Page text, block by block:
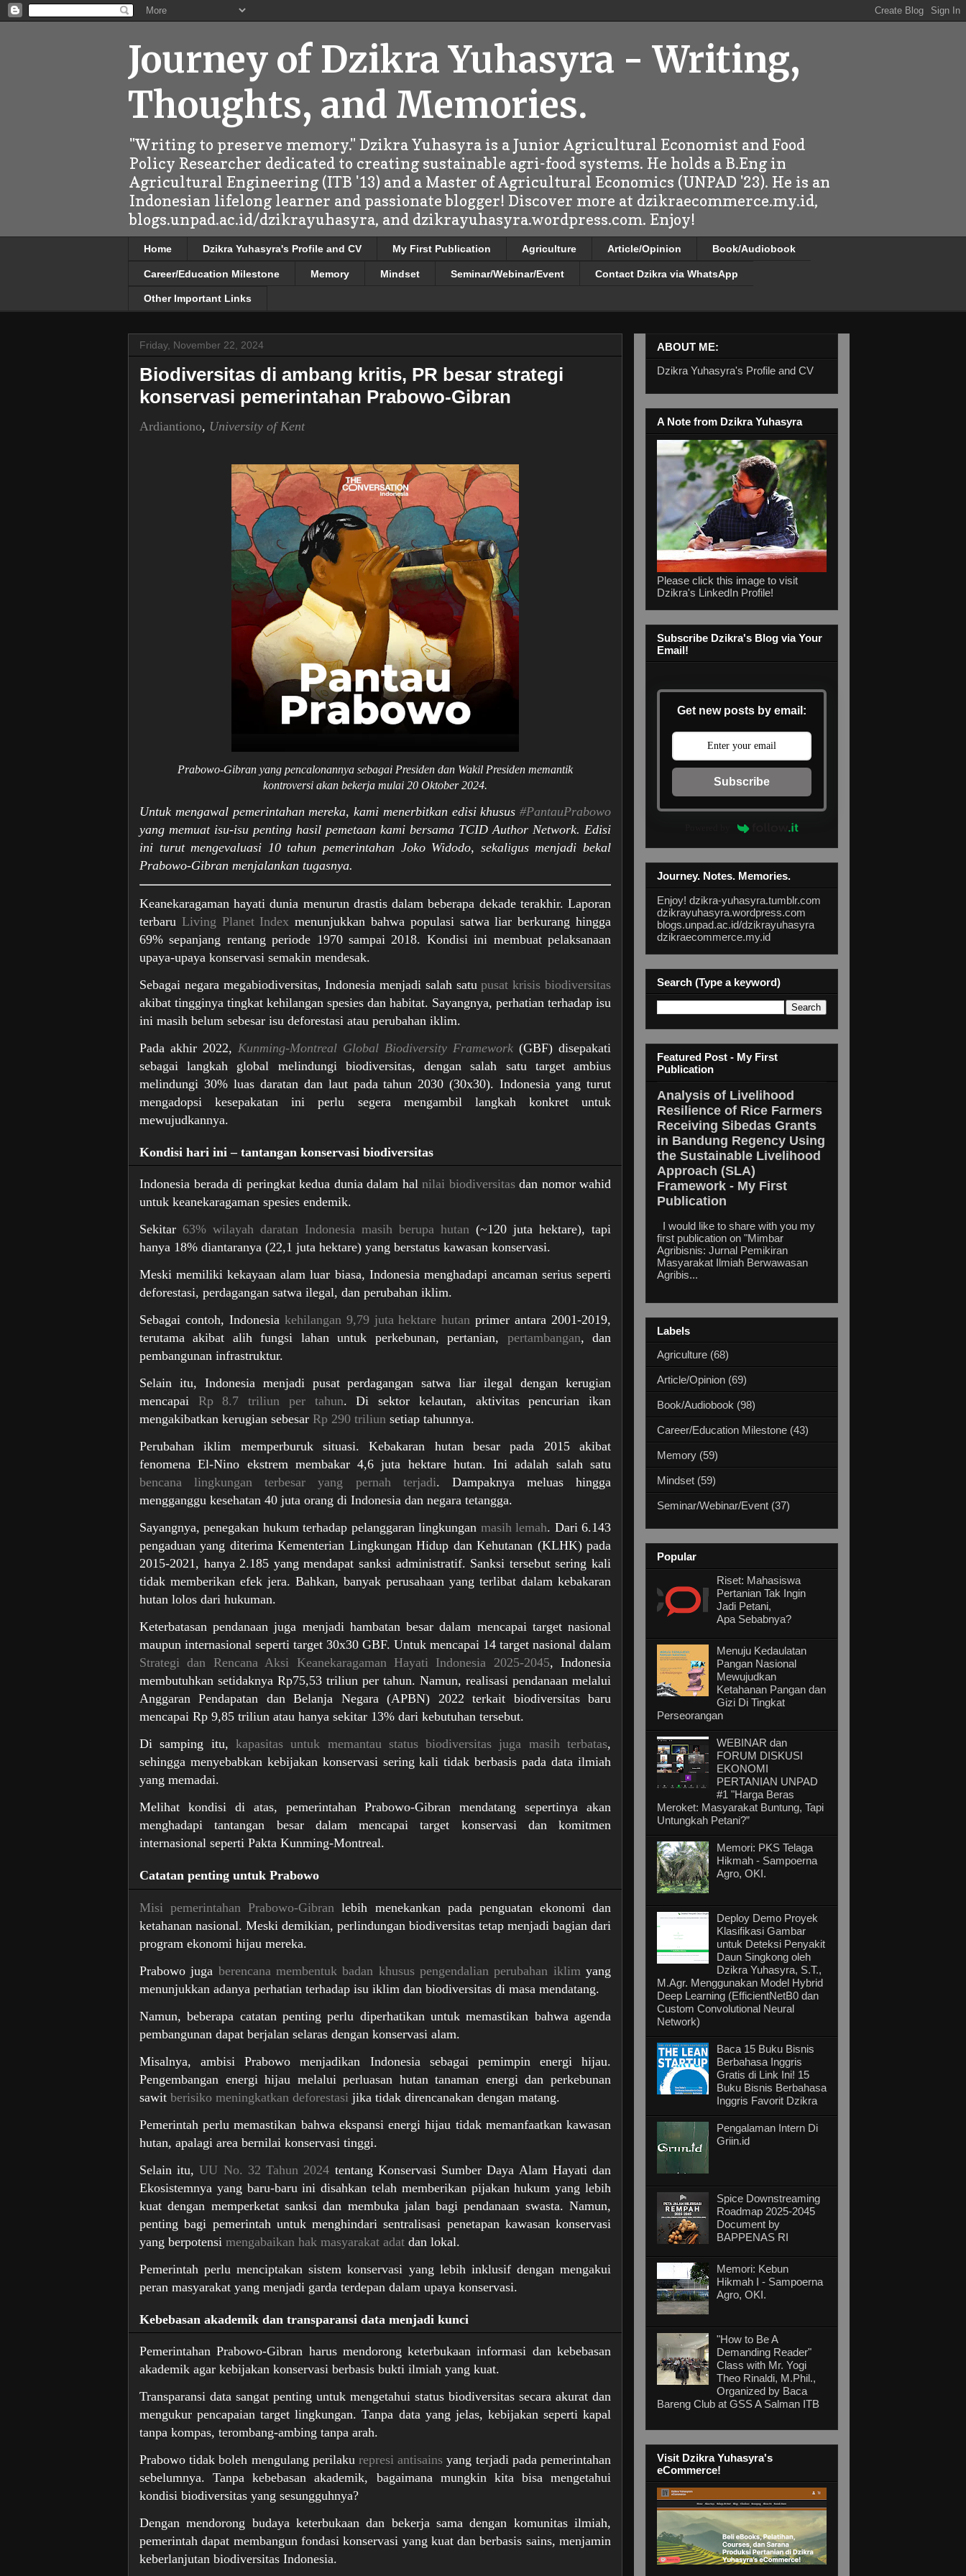
Journey of Dzikra Yuhasyra - Writing,
Thoughts, and Memories.
"Writing to preserve memory." Dzikra Yuhasyra is a Junior Agricultural Economist and Food
Policy Researcher dedicated to creating sustainable agri-food systems. He holds a B.Eng in
Agricultural Engineering (ITB '13) and a Master of Agricultural Economics (UNPAD '23). He is an
Indonesian lifelong learner and passionate blogger! Discover more at dzikraecommerce.my.id,
blogs.unpad.ac.id/dzikrayuhasyra, and dzikrayuhasyra.wordpress.com. Enjoy!
Home Dzikra Yuhasyra's Profile and CV My First Publication Agriculture Article/Opinion Book/Audiobook
Career/Education Milestone Memory Mindset Seminar/Webinar/Event Contact Dzikra via WhatsApp
Other Important Links
Friday, November 22, 2024
Biodiversitas di ambang kritis, PR besar strategi
konservasi pemerintahan Prabowo-Gibran
Ardiantiono, University of Kent
Prabowo-Gibran yang pencalonannya sebagai Presiden dan Wakil Presiden memantik
kontroversi akan bekerja mulai 20 Oktober 2024.
Untuk mengawal pemerintahan mereka, kami menerbitkan edisi khusus #PantauPrabowo
yang memuat isu-isu penting hasil pemetaan kami bersama TCID Author Network. Edisi
ini turut mengevaluasi 10 tahun pemerintahan Joko Widodo, sekaligus menjadi bekal
Prabowo-Gibran menjalankan tugasnya.
Keanekaragaman hayati dunia menurun drastis dalam beberapa dekade terakhir. Laporan
terbaru Living Planet Index menunjukkan bahwa populasi satwa liar berkurang hingga
69% sepanjang rentang periode 1970 sampai 2018. Kondisi ini membuat pelaksanaan
upaya-upaya konservasi semakin mendesak.
Sebagai negara megabiodiversitas, Indonesia menjadi salah satupusat krisis biodiversitas
akibat tingginya tingkat kehilangan spesies dan habitat. Sayangnya, perhatian terhadap isu
ini masih belum sebesar isu deforestasi atau perubahan iklim.
Pada akhir 2022, Kunming-Montreal Global Biodiversity Framework (GBF) disepakati
sebagai langkah global melindungi biodiversitas, dengan salah satu target ambius
melindungi 30% luas daratan dan laut pada tahun 2030 (30x30). Indonesia yang turut
mengadopsi kesepakatan ini perlu segera mengambil langkah konkret untuk
mewujudkannya.
Kondisi hari ini – tantangan konservasi biodiversitas
Indonesia berada di peringkat kedua dunia dalam hal nilai biodiversitasdan nomor wahid
untuk keanekaragaman spesies endemik.
Sekitar 63% wilayah daratan Indonesia masih berupa hutan (~120 juta hektare), tapi
hanya 18% diantaranya (22,1 juta hektare) yang berstatus kawasan konservasi.
Meski memiliki kekayaan alam luar biasa, Indonesia menghadapi ancaman serius seperti
deforestasi, perdagangan satwa ilegal, dan perubahan iklim.
Sebagai contoh, Indonesia kehilangan 9,79 juta hektare hutan primer antara 2001-2019,
terutama akibat alih fungsi lahan untuk perkebunan, pertanian, pertambangan, dan
pembangunan infrastruktur.
Selain itu, Indonesia menjadi pusat perdagangan satwa liar ilegal dengan kerugian
mencapai Rp 8.7 triliun per tahun. Di sektor kelautan, aktivitas pencurian ikan
mengakibatkan kerugian sebesar Rp 290 triliun setiap tahunnya.
Perubahan iklim memperburuk situasi. Kebakaran hutan besar pada 2015 akibat
fenomena El-Nino ekstrem membakar 4,6 juta hektare hutan. Ini adalah salah satu
bencana lingkungan terbesar yang pernah terjadi. Dampaknya meluas hingga
mengganggu kesehatan 40 juta orang di Indonesia dan negara tetangga.
Sayangnya, penegakan hukum terhadap pelanggaran lingkungan masih lemah. Dari 6.143
pengaduan yang diterima Kementerian Lingkungan Hidup dan Kehutanan (KLHK) pada
2015-2021, hanya 2.185 yang mendapat sanksi administratif. Sanksi tersebut sering kali
tidak memberikan efek jera. Bahkan, banyak perusahaan yang terlibat dalam kebakaran
hutan lolos dari hukuman.
Keterbatasan pendanaan juga menjadi hambatan besar dalam mencapai target nasional
maupun internasional seperti target 30x30 GBF. Untuk mencapai 14 target nasional dalam
Strategi dan Rencana Aksi Keanekaragaman Hayati Indonesia 2025-2045, Indonesia
membutuhkan setidaknya Rp75,53 triliun per tahun. Namun, realisasi pendanaan melalui
Anggaran Pendapatan dan Belanja Negara (APBN) 2022 terkait biodiversitas baru
mencapai Rp 9,85 triliun atau hanya sekitar 13% dari kebutuhan tersebut.
Di samping itu, kapasitas untuk memantau status biodiversitas juga masih terbatas,
sehingga menyebabkan kebijakan konservasi sering kali tidak berbasis pada data ilmiah
yang memadai.
Melihat kondisi di atas, pemerintahan Prabowo-Gibran mendatang sepertinya akan
menghadapi tantangan besar dalam mencapai target konservasi dan komitmen
internasional seperti Pakta Kunming-Montreal.
Catatan penting untuk Prabowo
Misi pemerintahan Prabowo-Gibran lebih menekankan pada penguatan ekonomi dan
ketahanan nasional. Meski demikian, perlindungan biodiversitas tetap menjadi bagian dari
program ekonomi hijau mereka.
Prabowo juga berencana membentuk badan khusus pengendalian perubahan iklim yang
menunjukkan adanya perhatian terhadap isu iklim dan biodiversitas di masa mendatang.
Namun, beberapa catatan penting perlu diperhatikan untuk memastikan bahwa agenda
pembangunan dapat berjalan selaras dengan konservasi alam.
Misalnya, ambisi Prabowo menjadikan Indonesia sebagai pemimpin energi hijau.
Pengembangan energi hijau melalui perluasan hutan tanaman energi dan perkebunan
sawit berisiko meningkatkan deforestasi jika tidak direncanakan dengan matang.
Pemerintah perlu memastikan bahwa ekspansi energi hijau tidak memanfaatkan kawasan
hutan, apalagi area bernilai konservasi tinggi.
Selain itu,UU No. 32 Tahun 2024 tentang Konservasi Sumber Daya Alam Hayati dan
Ekosistemnya yang baru-baru ini disahkan telah memberikan pijakan hukum yang lebih
kuat dengan memperketat sanksi dan membuka jalan bagi pendanaan swasta. Namun,
penting bagi pemerintah untuk menghindari sentralisasi penetapan kawasan konservasi
yang berpotensi mengabaikan hak masyarakat adat dan lokal.
Pemerintah perlu menciptakan sistem konservasi yang lebih inklusif dengan mengakui
peran masyarakat yang menjadi garda terdepan dalam upaya konservasi.
Kebebasan akademik dan transparansi data menjadi kunci
Pemerintahan Prabowo-Gibran harus mendorong keterbukaan informasi dan kebebasan
akademik agar kebijakan konservasi berbasis bukti ilmiah yang kuat.
Transparansi data sangat penting untuk mengetahui status biodiversitas secara akurat dan
mengukur pencapaian target lingkungan. Tanpa data yang jelas, kebijakan seperti kapal
tanpa kompas, terombang-ambing tanpa arah.
Prabowo tidak boleh mengulang perilaku represi antisains yang terjadi pada pemerintahan
sebelumnya. Tanpa kebebasan akademik, bagaimana mungkin kita bisa mengetahui
kondisi biodiversitas yang sesungguhnya?
Dengan mendorong budaya keterbukaan dan bekerja sama dengan komunitas ilmiah,
pemerintah dapat membangun fondasi konservasi yang kuat dan berbasis sains, menjamin
keberlanjutan biodiversitas Indonesia.
ABOUT ME:
Dzikra Yuhasyra's Profile and CV
A Note from Dzikra Yuhasyra
Please click this image to visit
Dzikra's LinkedIn Profile!
Subscribe Dzikra's Blog via Your
Email!
Get new posts by email:
Subscribe
Journey. Notes. Memories.
Enjoy! dzikra-yuhasyra.tumblr.com
dzikrayuhasyra.wordpress.com
blogs.unpad.ac.id/dzikrayuhasyra
dzikraecommerce.my.id
Search (Type a keyword)
Featured Post - My First
Publication
Analysis of Livelihood
Resilience of Rice Farmers
Receiving Sibedas Grants
in Bandung Regency Using
the Sustainable Livelihood
Approach (SLA)
Framework - My First
Publication
I would like to share with you my
first publication on "Mimbar
Agribisnis: Jurnal Pemikiran
Masyarakat Ilmiah Berwawasan
Agribis...
Labels
Agriculture (68)
Article/Opinion (69)
Book/Audiobook (98)
Career/Education Milestone (43)
Memory (59)
Mindset (59)
Seminar/Webinar/Event (37)
Popular
Riset: Mahasiswa
Pertanian Tak Ingin
Jadi Petani,
Apa Sebabnya?
Menuju Kedaulatan
Pangan Nasional
Mewujudkan
Ketahanan Pangan dan
Gizi Di Tingkat
Perseorangan
WEBINAR dan
FORUM DISKUSI
EKONOMI
PERTANIAN UNPAD
#1 "Harga Beras
Meroket: Masyarakat Buntung, Tapi
Untungkah Petani?”
Memori: PKS Telaga
Hikmah - Sampoerna
Agro, OKI.
Deploy Demo Proyek
Klasifikasi Gambar
untuk Deteksi Penyakit
Daun Singkong oleh
Dzikra Yuhasyra, S.T.,
M.Agr. Menggunakan Model Hybrid
Deep Learning (EfficientNetB0 dan
Custom Convolutional Neural
Network)
Baca 15 Buku Bisnis
Berbahasa Inggris
Gratis di Link Ini! 15
Buku Bisnis Berbahasa
Inggris Favorit Dzikra
Pengalaman Intern Di
Griin.id
Spice Downstreaming
Roadmap 2025-2045
Document by
BAPPENAS RI
Memori: Kebun
Hikmah I - Sampoerna
Agro, OKI.
"How to Be A
Demanding Reader"
Class with Mr. Yogi
Theo Rinaldi, M.Phil.,
Organized by Baca
Bareng Club at GSS A Salman ITB
Visit Dzikra Yuhasyra's
eCommerce!